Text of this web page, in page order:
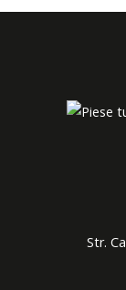
Str.